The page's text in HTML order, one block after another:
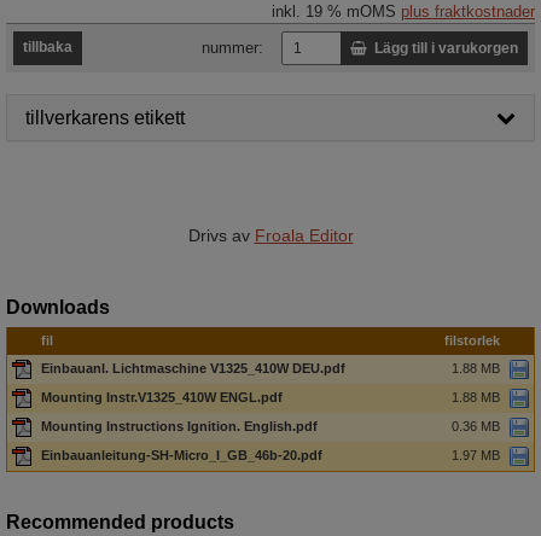
inkl. 19 % mOMS plus fraktkostnader
tillbaka nummer: Lägg till i varukorgen
tillverkarens etikett
Drivs av Froala Editor
Downloads
fil
filstorlek
Einbauanl. Lichtmaschine V1325_410W DEU.pdf
1.88 MB
Mounting Instr.V1325_410W ENGL.pdf
1.88 MB
Mounting Instructions Ignition. English.pdf
0.36 MB
Einbauanleitung-SH-Micro_I_GB_46b-20.pdf
1.97 MB
Recommended products